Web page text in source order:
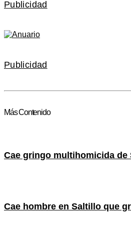
Publicidad
Publicidad
Más Contenido
Cae gringo multihomicida de
Cae hombre en Saltillo que